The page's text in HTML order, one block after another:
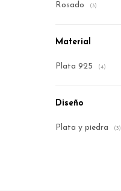
Rosado (3)
Material
Plata 925 (4)
Diseño
Plata y piedra (3)